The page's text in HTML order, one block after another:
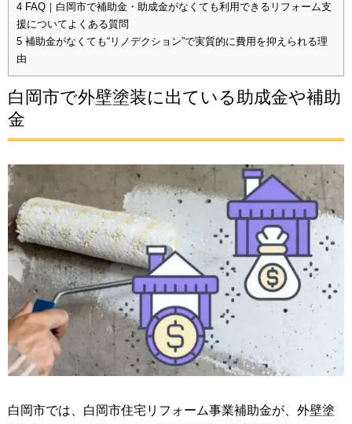
4 FAQ｜白岡市で補助金・助成金がなくても利用できるリフォーム支
援についてよくある質問
5 補助金がなくても“リノデクション”で実質的に費用を抑えられる理
由
白岡市で外壁塗装に出ている助成金や補助
金
白岡市では、白岡市住宅リフォーム事業補助金が、外壁塗